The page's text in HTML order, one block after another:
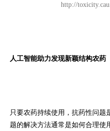
http://
人工智能助力发现新颖结构农药
只要农药持续使用，抗药性问题
题的解决方法通常是如何合理使